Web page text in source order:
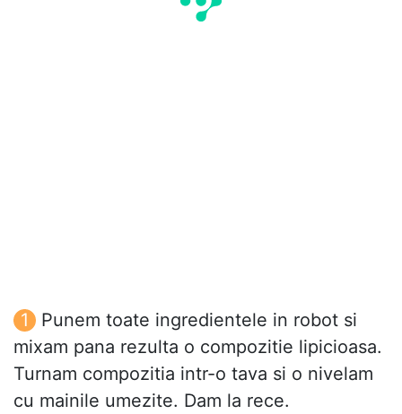
Punem toate ingredientele in robot si
mixam pana rezulta o compozitie lipicioasa.
Turnam compozitia intr-o tava si o nivelam
cu mainile umezite. Dam la rece.